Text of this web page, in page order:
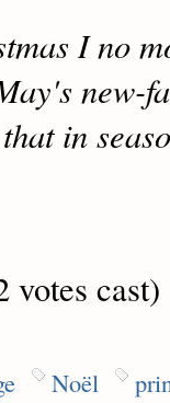
I no
new-
in
votes cast)
Noël